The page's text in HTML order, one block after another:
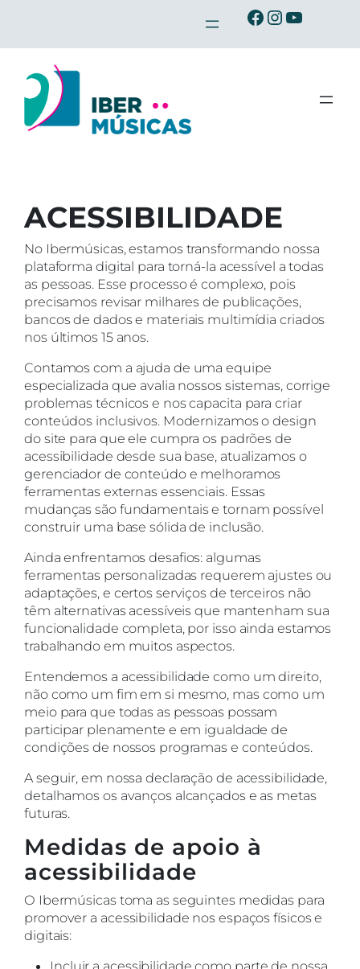
conteúdo
Ibermusicas no Facebook
Ibermusicas no
Ibermusicas no
ACESSIBILIDADE
No Ibermúsicas, estamos transformando nossa
plataforma digital para torná-la acessível a todas
as pessoas. Esse processo é complexo, pois
precisamos revisar milhares de publicações,
bancos de dados e materiais multimídia criados
nos últimos 15 anos.
Contamos com a ajuda de uma equipe
especializada que avalia nossos sistemas, corrige
problemas técnicos e nos capacita para criar
conteúdos inclusivos. Modernizamos o design
do site para que ele cumpra os padrões de
acessibilidade desde sua base, atualizamos o
gerenciador de conteúdo e melhoramos
ferramentas externas essenciais. Essas
mudanças são fundamentais e tornam possível
construir uma base sólida de inclusão.
Ainda enfrentamos desafios: algumas
ferramentas personalizadas requerem ajustes ou
adaptações, e certos serviços de terceiros não
têm alternativas acessíveis que mantenham sua
funcionalidade completa, por isso ainda estamos
trabalhando em muitos aspectos.
Entendemos a acessibilidade como um direito,
não como um fim em si mesmo, mas como um
meio para que todas as pessoas possam
participar plenamente e em igualdade de
condições de nossos programas e conteúdos.
A seguir, em nossa declaração de acessibilidade,
detalhamos os avanços alcançados e as metas
futuras.
Medidas de apoio à
acessibilidade
O Ibermúsicas toma as seguintes medidas para
promover a acessibilidade nos espaços físicos e
digitais:
Incluir a acessibilidade como parte de nossa